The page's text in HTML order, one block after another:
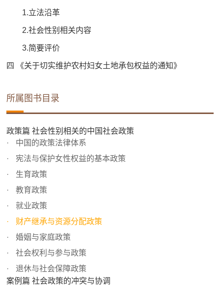
1.立法沿革
2.社会性别相关内容
3.简要评价
四 《关于切实维护农村妇女土地承包权益的通知》
所属图书目录
政策篇 社会性别相关的中国社会政策
中国的政策法律体系
宪法与保护女性权益的基本政策
生育政策
教育政策
就业政策
财产继承与资源分配政策
婚姻与家庭政策
社会权利与参与政策
退休与社会保障政策
案例篇 社会政策的冲突与协调